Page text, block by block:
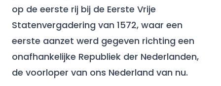
op de eerste rij bij de Eerste Vrije
Statenvergadering van 1572, waar een
eerste aanzet werd gegeven richting een
onafhankelijke Republiek der Nederlanden,
de voorloper van ons Nederland van nu.